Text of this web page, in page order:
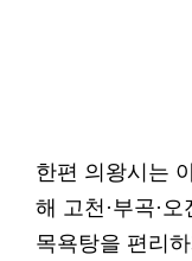
한편 의왕시는
해 고천·부곡·
목욕탕을 편리